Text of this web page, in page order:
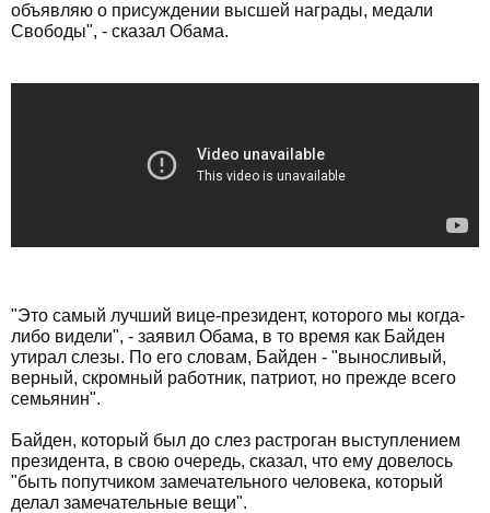
объявляю о присуждении высшей награды, медали
Свободы", - сказал Обама.
"Это самый лучший вице-президент, которого мы когда-
либо видели", - заявил Обама, в то время как Байден
утирал слезы. По его словам, Байден - "выносливый,
верный, скромный работник, патриот, но прежде всего
семьянин".
Байден, который был до слез растроган выступлением
президента, в свою очередь, сказал, что ему довелось
"быть попутчиком замечательного человека, который
делал замечательные вещи".